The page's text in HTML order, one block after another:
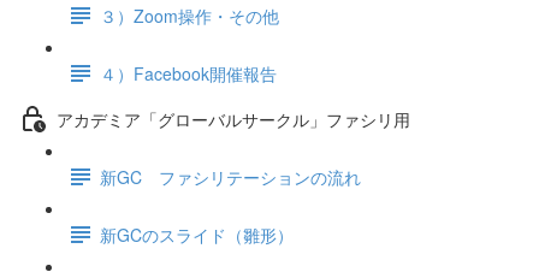
３）Zoom操作・その他
４）Facebook開催報告
アカデミア「グローバルサークル」ファシリ用
新GC ファシリテーションの流れ
新GCのスライド（雛形）